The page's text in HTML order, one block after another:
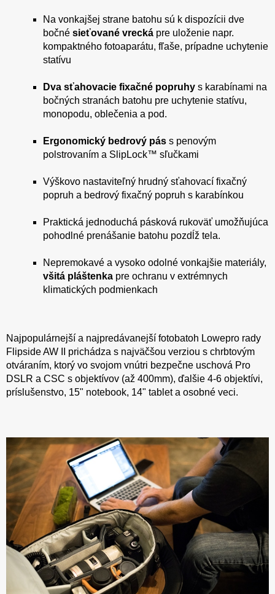
Na vonkajšej strane batohu sú k dispozícii dve
bočné sieťované vrecká pre uloženie napr.
kompaktného fotoaparátu, fľaše, prípadne uchytenie
statívu
Dva sťahovacie fixačné popruhy s karabínami na
bočných stranách batohu pre uchytenie statívu,
monopodu, oblečenia a pod.
Ergonomický bedrový pás s penovým
polstrovaním a SlipLock™ sľučkami
Výškovo nastaviteľný hrudný sťahovací fixačný
popruh a bedrový fixačný popruh s karabínkou
Praktická jednoduchá pásková rukoväť umožňujúca
pohodlné prenášanie batohu pozdĺž tela.
Nepremokavé a vysoko odolné vonkajšie materiály,
všitá pláštenka pre ochranu v extrémnych
klimatických podmienkach
Najpopulárnejší a najpredávanejší fotobatoh Lowepro rady
Flipside AW II prichádza s najväčšou verziou s chrbtovým
otváraním, ktorý vo svojom vnútri bezpečne uschová Pro
DSLR a CSC s objektívov (až 400mm), ďalšie 4-6 objektívi,
príslušenstvo, 15" notebook, 14" tablet a osobné veci.